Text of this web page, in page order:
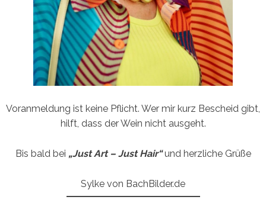
Voranmeldung ist keine Pflicht. Wer mir kurz Bescheid gibt,
hilft, dass der Wein nicht ausgeht.
Bis bald bei „Just Art – Just Hair“und herzliche Grüße
Sylke von BachBilder.de